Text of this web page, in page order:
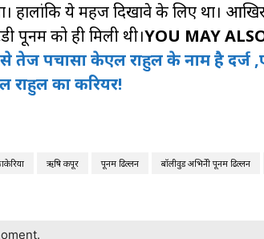
हालांकि ये महज दिखावे के लिए था।
पूनम को ही मिली थी।YOU MAY
पचासा केएल राहुल के नाम है दर्ज
का करियर!
ऋषि कपूर पूनम ढिल्लन बॉलीवुड अभिनेत्री पूनम ढिल्लन